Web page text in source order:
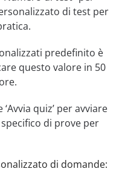
di test per
predefinito è
questo valore in 50
quiz’ per avviare
di prove per
di domande: